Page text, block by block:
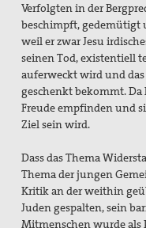
Verfolgten in der
beschimpft, gedemütigt
weil er zwar Jesu
seinen Tod, existentiell
auferweckt wird und
geschenkt bekommt.
Freude empfinden und
Ziel
Dass das Thema
Thema der jungen
Kritik an der weithin
Juden gespalten, sein
Mitmenschen wurde